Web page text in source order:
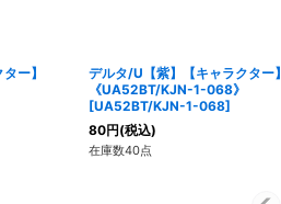
ー】
デルタ/U【紫】【キャラクター】
《UA52BT/KJN-1-068》
[UA52BT/KJN-1-068]
80円(税込)
在庫数40点